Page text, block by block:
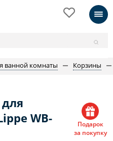
ванной комнаты Корзины
WB-
Подарок
за покупку